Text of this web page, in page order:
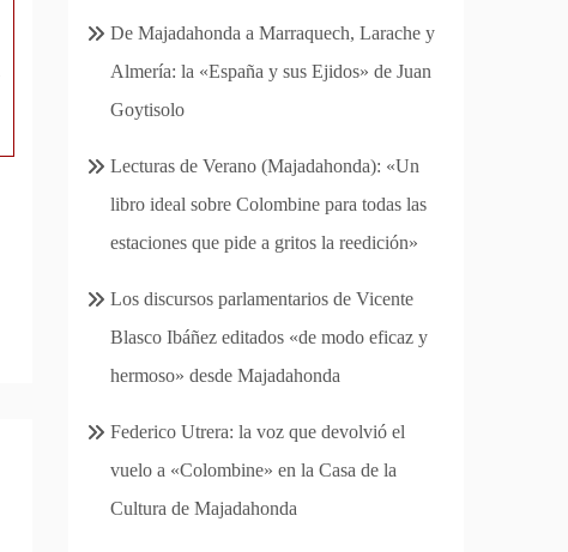
De Majadahonda a Marraquech, Larache y
Almería: la «España y sus Ejidos» de Juan
Goytisolo
Lecturas de Verano (Majadahonda): «Un
libro ideal sobre Colombine para todas las
estaciones que pide a gritos la reedición»
Los discursos parlamentarios de Vicente
Blasco Ibáñez editados «de modo eficaz y
hermoso» desde Majadahonda
Federico Utrera: la voz que devolvió el
vuelo a «Colombine» en la Casa de la
Cultura de Majadahonda